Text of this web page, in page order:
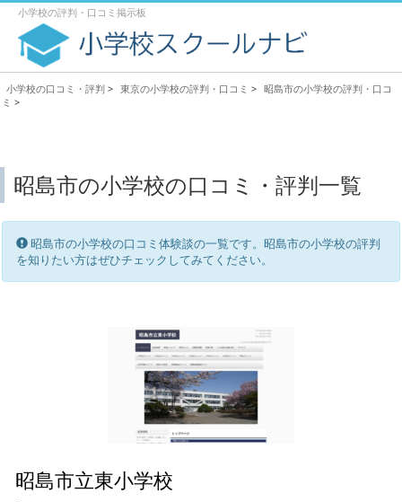
小学校の評判・口コミ掲示板
小学校の口コミ・評判 > 東京の小学校の評判・口コミ > 昭島市の小学校の評判・口コ
ミ >
昭島市の小学校の口コミ・評判一覧
昭島市の小学校の口コミ体験談の一覧です。昭島市の小学校の評判
を知りたい方はぜひチェックしてみてください。
昭島市立東小学校